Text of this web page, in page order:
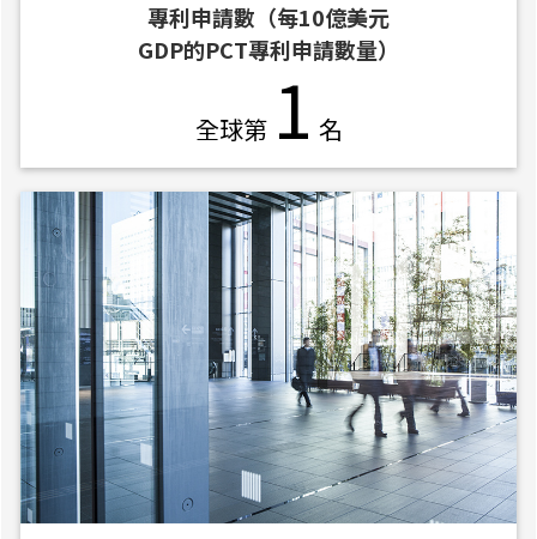
專利申請數（每10億美元
GDP的PCT專利申請數量）
全球第 1 名